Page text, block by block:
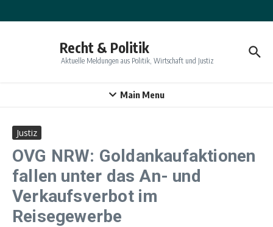
Recht & Politik
Aktuelle Meldungen aus Politik, Wirtschaft und Justiz
Main Menu
Justiz
OVG NRW: Goldankaufaktionen
fallen unter das An- und
Verkaufsverbot im
Reisegewerbe